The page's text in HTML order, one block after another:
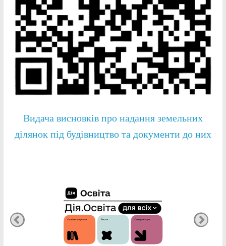
Видача висновків про надання земельних
ділянок під будівництво та документи до них